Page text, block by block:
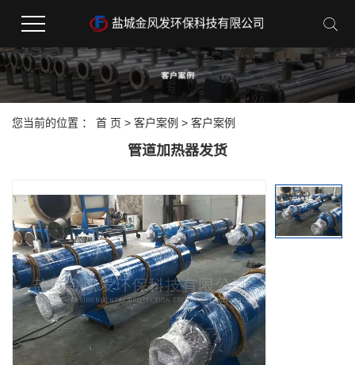
您当前的位置 ： 首 页 > 客户案例 > 客户案例
管道加热器发货